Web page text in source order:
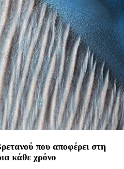
που αποφέρει στη
κάθε χρόνο